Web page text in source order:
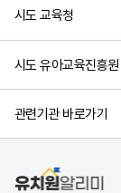
시도 교육청
시도 유아교육진흥원
관련기관 바로가기
유치원알리미